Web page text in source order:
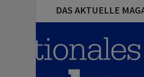
DAS AKTUELLE